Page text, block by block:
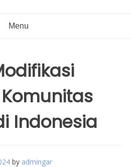
Menu
Indonesia
by admingar